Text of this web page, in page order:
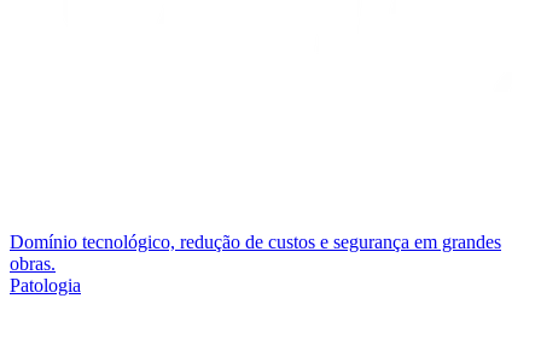
Domínio tecnológico, redução de custos e segurança em grandes
obras.
Patologia